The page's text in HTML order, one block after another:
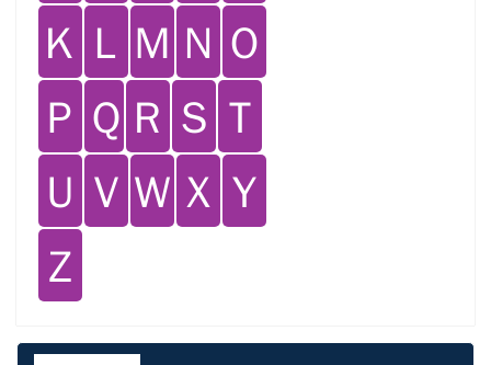
Ｋ Ｌ Ｍ Ｎ Ｏ
Ｐ Ｑ Ｒ Ｓ Ｔ
Ｕ Ｖ Ｗ Ｘ Ｙ
Ｚ